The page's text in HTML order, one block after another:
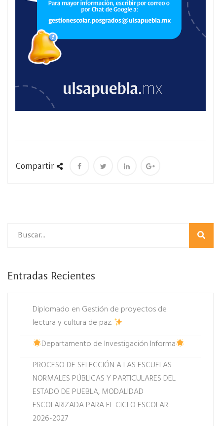
Compartir
Entradas Recientes
Diplomado en Gestión de proyectos de
lectura y cultura de paz.
Departamento de Investigación Informa
PROCESO DE SELECCIÓN A LAS ESCUELAS
NORMALES PÚBLICAS Y PARTICULARES DEL
ESTADO DE PUEBLA, MODALIDAD
ESCOLARIZADA PARA EL CICLO ESCOLAR
2026-2027